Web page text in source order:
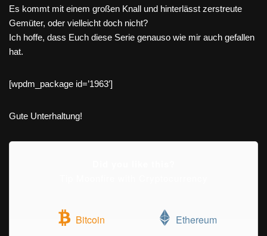
Es kommt mit einem großen Knall und hinterlässt zerstreute
Gemüter, oder vielleicht doch nicht?
Ich hoffe, dass Euch diese Serie genauso wie mir auch gefallen
hat.
[wpdm_package id=’1963′]
Gute Unterhaltung!
Bitcoin Ethereum